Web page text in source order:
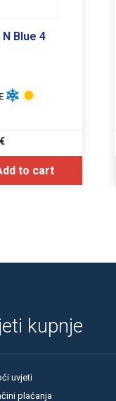
Blue 4
€
to cart
kupnje
uvjeti
plaćanja